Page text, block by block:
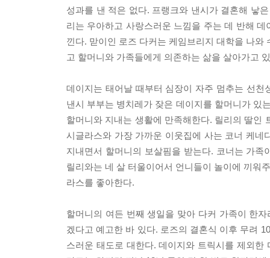
성과를 낸 적은 없다. 프랭크와 낸시가 결혼해 낳
리는 우아하고 사랑스러운 느낌을 주는 데 반해
낀다. 맏이인 로즈 다커는 케임브리지 대학을 나
고 할머니와 가족들에게 의존하는 삶을 살아가고
데이지는 태어날 때부터 심장이 자주 멈추는 선
낸시 부부는 병치레가 잦은 데이지를 할머니가 있
할머니와 지내는 생활에 만족해한다. 릴리의 딸인
시글라스와 가장 가까운 이웃집에 사는 코너 케
지내면서 할머니의 보살핌을 받는다. 코너는 가
릴리와는 네 살 터울이어서 언니들이 놀이에 끼워
라스를 좋아한다.
할머니의 여든 번째 생일을 맞아 다커 가족이 한
겠다고 예고한 바 있다. 로즈의 결혼식 이후 무려
스러운 태도로 대한다. 데이지와 트릭시를 제외